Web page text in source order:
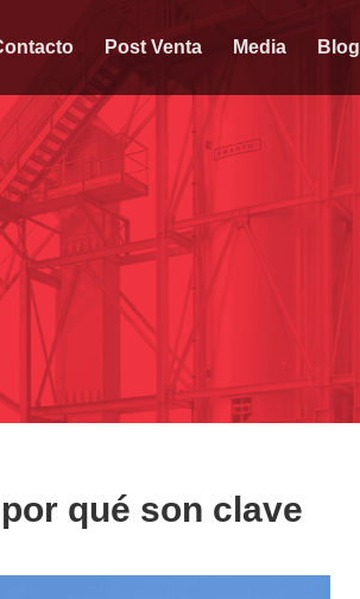
Post Venta Media Blog
qué son clave